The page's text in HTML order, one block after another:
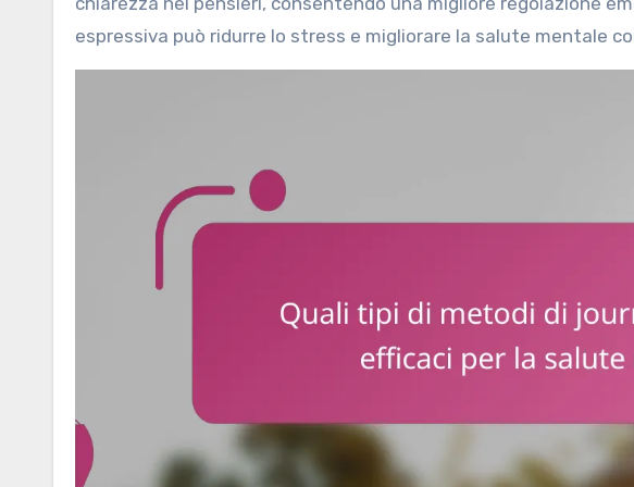
espressiva può ridurre lo stress e migliorare la salute mentale